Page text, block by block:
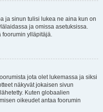
ja sinun tulisi lukea ne aina kun on
ja omissa asetuksissa.
foorumin ylläpitäjä.
jota olet lukemassa ja siksi
näkyvät jokaisen sivun
Kuten globaalien
oikeudet antaa foorumin